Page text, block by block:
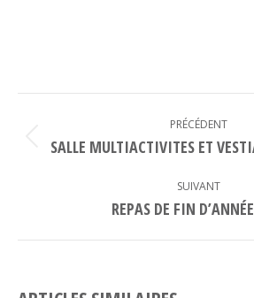
ARTICLE
PRÉCÉDENT
Article
:
SALLE MULTIACTIVITES ET
SUIVANT
Article
REPAS DE FIN